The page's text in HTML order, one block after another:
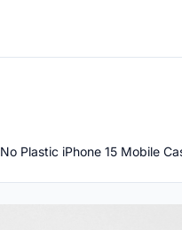
No Plastic iPhone 15 Mobile